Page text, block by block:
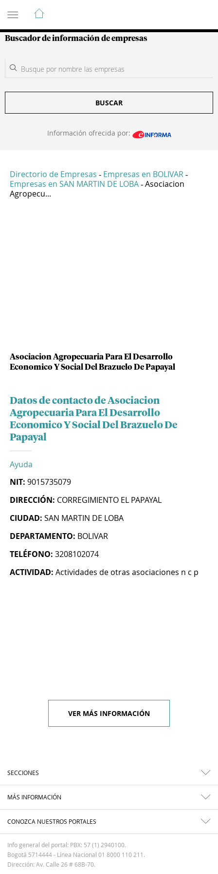
Guía de Empresas Colombianas
Buscador de información de empresas
BUSCAR
Información ofrecida por:
Directorio de Empresas - Empresas en BOLIVAR -
Empresas en SAN MARTIN DE LOBA - Asociacion
Agropecu...
Asociacion Agropecuaria Para El Desarrollo
Economico Y Social Del Brazuelo De Papayal
Datos de contacto de Asociacion
Agropecuaria Para El Desarrollo
Economico Y Social Del Brazuelo De
Papayal
Ayuda
NIT: 9015735079
DIRECCIÓN: CORREGIMIENTO EL PAPAYAL
CIUDAD: SAN MARTIN DE LOBA
DEPARTAMENTO: BOLIVAR
TELÉFONO: 3208102074
ACTIVIDAD: Actividades de otras asociaciones n c p
VER MÁS INFORMACIÓN
SECCIONES
MÁS INFORMACIÓN
CONOZCA NUESTROS PORTALES
Info general del portal: PBX: 57 (1) 2940100.
Bogotá 5714444 - Línea Nacional 01 8000 110 211.
Dirección: Av. Calle 26 # 68B-70.